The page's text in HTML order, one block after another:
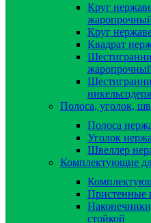
Круг
Круг
Квадрат
Полоса, уголок,
Полоса
Уголок
Швеллер
Комплектующие
Пристенные
стойкой